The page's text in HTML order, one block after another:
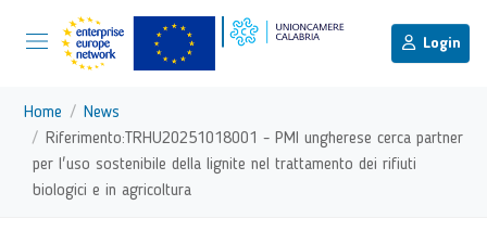
Vai ai contenuti
Login
torna al menu di scelta rapida
Menu di navigazione principale
Home
News
Riferimento:TRHU20251018001 - PMI ungherese cerca partner
per l'uso sostenibile della lignite nel trattamento dei rifiuti
biologici e in agricoltura